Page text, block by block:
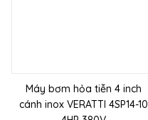
Máy bơm hỏa tiễn 4 inch
cánh inox VERATTI 4SP14-10